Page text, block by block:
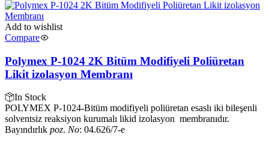
Add to wishlist
Compare
Polymex P-1024 2K Bitüm Modifiyeli Poliüretan
Likit izolasyon Membranı
In Stock
POLYMEX P-1024-Bitüm modifiyeli poliüretan esaslı iki bileşenli
solventsiz reaksiyon kurumalı likid izolasyon membranıdır.
Bayındırlık poz. No: 04.626/7-e